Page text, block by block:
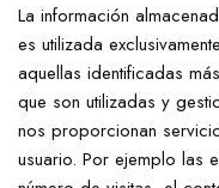
La información
es utilizada
aquellas identificadas
que son utilizadas y
nos proporcionan
usuario. Por ejemplo las